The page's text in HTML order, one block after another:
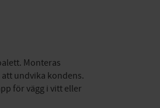
Monteras
undvika kondens.
för vägg i vitt eller